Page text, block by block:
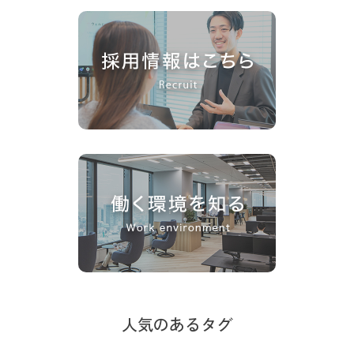
人気のあるタグ